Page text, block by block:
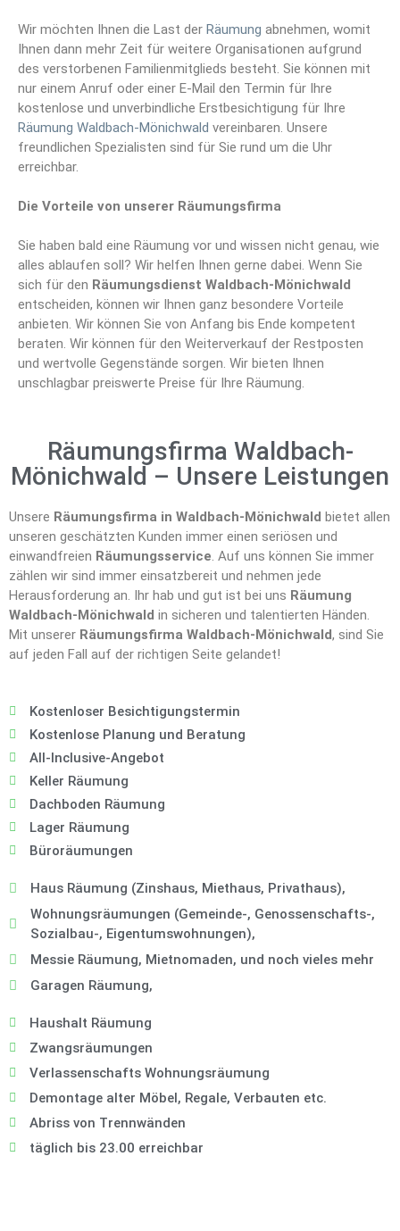
Wir möchten Ihnen die Last der Räumung abnehmen, womit
Ihnen dann mehr Zeit für weitere Organisationen aufgrund
des verstorbenen Familienmitglieds besteht. Sie können mit
nur einem Anruf oder einer E-Mail den Termin für Ihre
kostenlose und unverbindliche Erstbesichtigung für Ihre
Räumung Waldbach-Mönichwald vereinbaren. Unsere
freundlichen Spezialisten sind für Sie rund um die Uhr
erreichbar.
Die Vorteile von unserer Räumungsfirma
Sie haben bald eine Räumung vor und wissen nicht genau, wie
alles ablaufen soll? Wir helfen Ihnen gerne dabei. Wenn Sie
sich für den Räumungsdienst Waldbach-Mönichwald
entscheiden, können wir Ihnen ganz besondere Vorteile
anbieten. Wir können Sie von Anfang bis Ende kompetent
beraten. Wir können für den Weiterverkauf der Restposten
und wertvolle Gegenstände sorgen. Wir bieten Ihnen
unschlagbar preiswerte Preise für Ihre Räumung.
Räumungsfirma Waldbach-
Mönichwald – Unsere Leistungen
Unsere Räumungsfirma in Waldbach-Mönichwald bietet allen
unseren geschätzten Kunden immer einen seriösen und
einwandfreien Räumungsservice. Auf uns können Sie immer
zählen wir sind immer einsatzbereit und nehmen jede
Herausforderung an. Ihr hab und gut ist bei uns Räumung
Waldbach-Mönichwald in sicheren und talentierten Händen.
Mit unserer Räumungsfirma Waldbach-Mönichwald, sind Sie
auf jeden Fall auf der richtigen Seite gelandet!
Kostenloser Besichtigungstermin
Kostenlose Planung und Beratung
All-Inclusive-Angebot
Keller Räumung
Dachboden Räumung
Lager Räumung
Büroräumungen
Haus Räumung (Zinshaus, Miethaus, Privathaus),
Wohnungsräumungen (Gemeinde-, Genossenschafts-,
Sozialbau-, Eigentumswohnungen),
Messie Räumung, Mietnomaden, und noch vieles mehr
Garagen Räumung,
Haushalt Räumung
Zwangsräumungen
Verlassenschafts Wohnungsräumung
Demontage alter Möbel, Regale, Verbauten etc.
Abriss von Trennwänden
täglich bis 23.00 erreichbar